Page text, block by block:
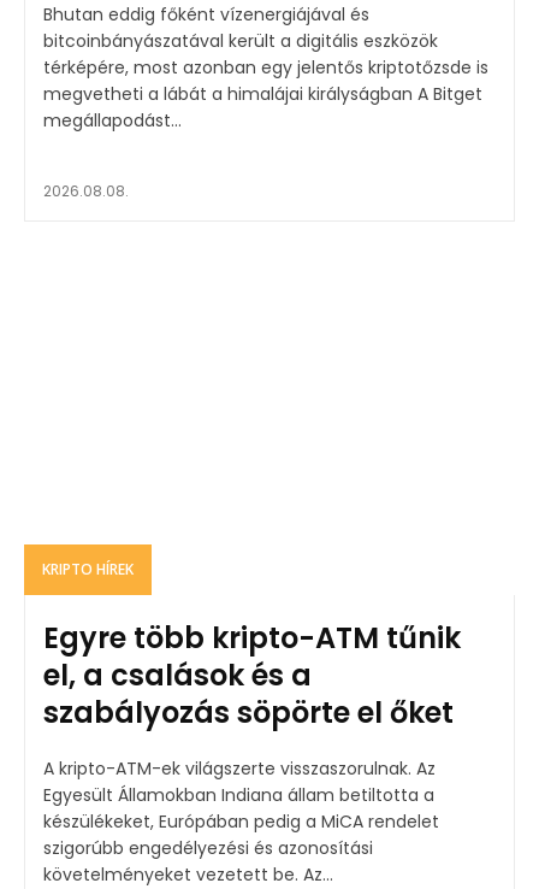
Bhutan eddig főként vízenergiájával és
bitcoinbányászatával került a digitális eszközök
térképére, most azonban egy jelentős kriptotőzsde is
megvetheti a lábát a himalájai királyságban A Bitget
megállapodást...
2026.08.08.
KRIPTO HÍREK
Egyre több kripto-ATM tűnik
el, a csalások és a
szabályozás söpörte el őket
A kripto-ATM-ek világszerte visszaszorulnak. Az
Egyesült Államokban Indiana állam betiltotta a
készülékeket, Európában pedig a MiCA rendelet
szigorúbb engedélyezési és azonosítási
követelményeket vezetett be. Az...